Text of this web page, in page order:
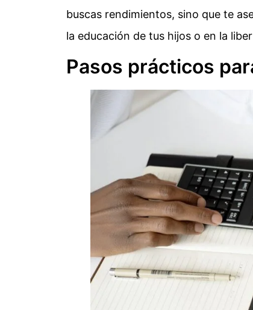
buscas rendimientos, sino que te
la educación de tus hijos o en la
Pasos prácticos